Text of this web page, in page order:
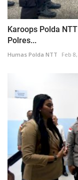
Karoops Polda
Polres...
Humas Polda NTT Feb